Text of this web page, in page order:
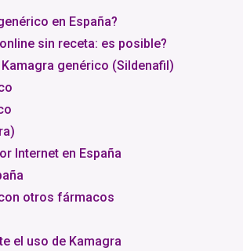
en España?
sin receta: es posible?
genérico (Sildenafil)
Internet en España
otros fármacos
el uso de Kamagra